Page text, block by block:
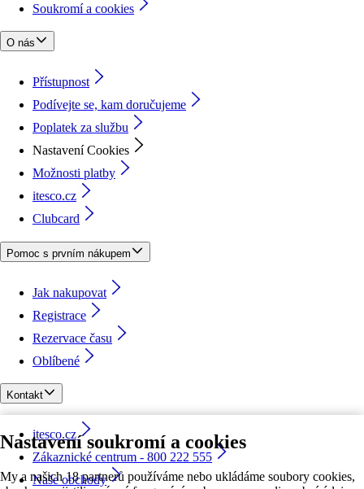
Nastavení soukromí a cookies
My a našich 18 partnerů používáme nebo ukládáme soubory cookies,
Soukromí a cookies
O nás
Přístupnost
Podívejte se, kam doručujeme
Poplatek za službu
Nastavení Cookies
Možnosti platby
itesco.cz
Clubcard
Pomoc s prvním nákupem
Jak nakupovat
Registrace
Rezervace času
Oblíbené
Kontakt
itesco.cz
Zákaznické centrum - 800 222 555
Naše obchody